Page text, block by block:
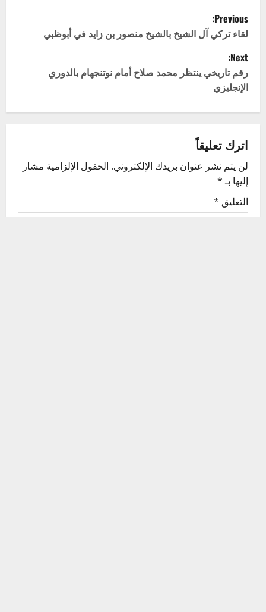
P
o
s
t
n
a
v
i
g
Previous:
لقاء تركي آل الشيخ بالشيخ منصور بن زايد في أبوظبي
Next:
رقم تاريخي ينتظر محمد صلاح أمام نوتنجهام بالدوري
الإنجليزي
اترك تعليقاً
لن يتم نشر عنوان بريدك الإلكتروني. الحقول الإلزامية مشار
إليها بـ*
التعليق *